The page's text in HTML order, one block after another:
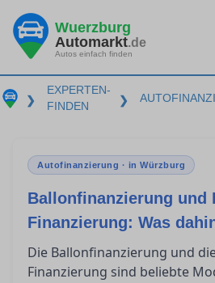
Wuerzburg
Automarkt.de
Autos einfach finden
❯
EXPERTEN-
FINDEN
❯
Autofinanzierung · in Würzburg
Ballonfinanzierung und
Finanzierung: Was
Die Ballonfinanzierung und
Finanzierung sind beliebte